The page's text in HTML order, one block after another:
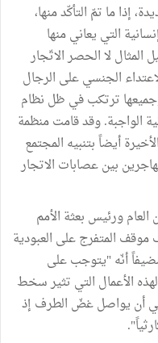
إذا ما تمّ التأكّد منها،
التي يعاني منها
المثال لا الحصر الاتّجار
الجنسي على الرجال
ترتكب في ظل نظام
الواجبة. وقد قامت منظمة
أيضاً بتنبيه المجتمع
بين عصابات الاتجار
ورئيس بعثة الأمم
موقف المتفرج على العبودية
أنّه "يتوجب على
الأعمال التي تثير سخط
أن يواصل غضّ الطرف إذ